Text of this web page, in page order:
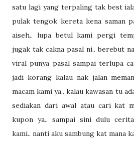
satu lagi yang terpaling tak best
pulak tengok kereta kena saman
aiseh.. lupa betul kami pergi
jugak tak cakna pasal ni.. berebut
viral punya pasal sampai terlupa
jadi korang kalau nak jalan
macam kami ya.. kalau kawasan tu
sediakan dari awal atau cari kat
kupon ya.. sampai sini dulu
kami.. nanti aku sambung kat mana